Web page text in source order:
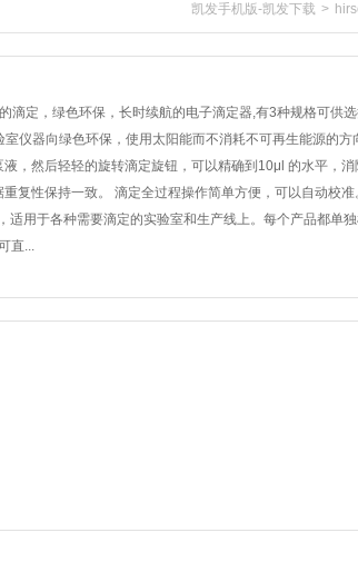
凯发手机版-凯发下载 >
滴定，绿色环保，长时续航的电子滴定器,有3种规格可供
仪器向绿色环保，使用太阳能而不消耗不可再生能源的方
，然后轻轻的旋转滴定旋钮，可以精确到10μl 的水平，
复性保持一致。 滴定全过程操作简单方便，可以自动校准
适用于各种需要滴定的实验室和生产线上。每个产品都单
直...